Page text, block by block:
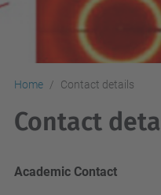
Home Contact details
Contact
Academic Contact